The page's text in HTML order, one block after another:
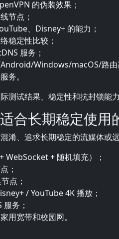
的伪装效果；
节点；
、Disney+ 的能力；
稳定性比较；
服务；
Windows/macOS/路由
务。
测试结果、稳定性和抗封锁能
合长期稳定使用
淆、追求长期稳定的流媒体或
WebSocket + 随机填充）；
；
点；
/ YouTube 4K 播放；
务；
用宽带和校园网。